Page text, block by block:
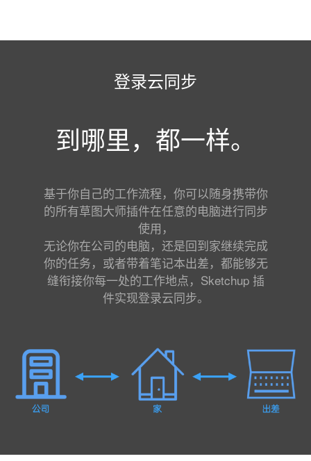
登录云同步
到哪里，都一样。
基于你自己的工作流程，你可以随身携带你
的所有草图大师插件在任意的电脑进行同步
使用，
无论你在公司的电脑，还是回到家继续完成
你的任务，或者带着笔记本出差，都能够无
缝衔接你每一处的工作地点，Sketchup 插
件实现登录云同步。